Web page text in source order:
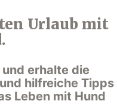
Urlaub mit
erhalte die
hilfreiche Tipps
Leben mit Hund